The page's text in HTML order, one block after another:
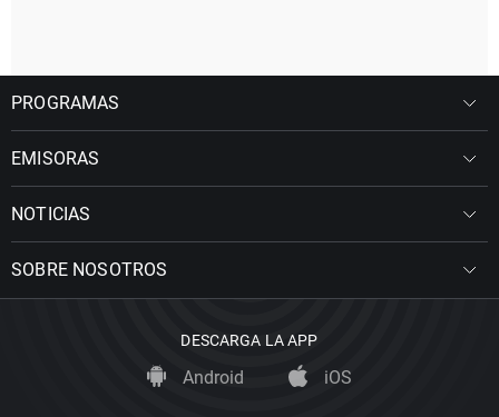
PROGRAMAS
EMISORAS
NOTICIAS
SOBRE NOSOTROS
DESCARGA LA APP
Android iOS